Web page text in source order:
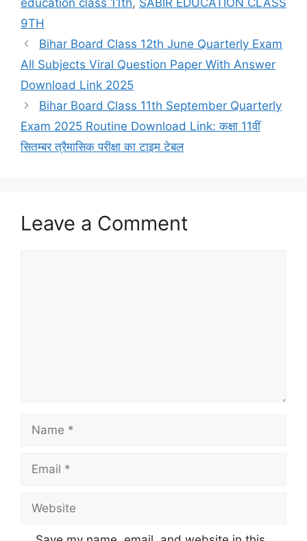
education class 11th, SABIR EDUCATION CLASS
9TH
Bihar Board Class 12th June Quarterly Exam
All Subjects Viral Question Paper With Answer
Download Link 2025
Bihar Board Class 11th September Quarterly
Exam 2025 Routine Download Link: कक्षा 11वीं
सितम्बर त्रैमासिक परीक्षा का टाइम टेबल
Leave a Comment
Name
Email
Website